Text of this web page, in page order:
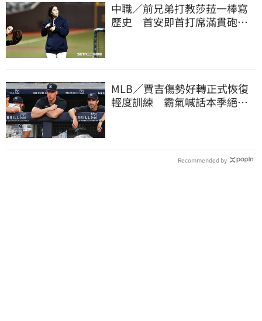
中職／前兄弟打教莎菈一棒寫
歷史 首安即首打席滿貫砲！
MLB／賈吉傷勢好轉正式恢復
輕度訓練 霸氣喊話本季絕對
Recommended by